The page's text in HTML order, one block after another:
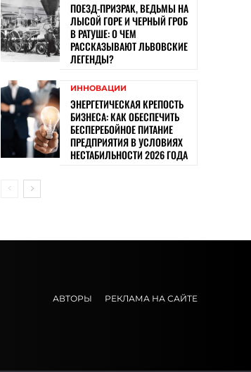
ПОЕЗД-ПРИЗРАК, ВЕДЬМЫ НА
ЛЫСОЙ ГОРЕ И ЧЕРНЫЙ ГРОБ
В РАТУШЕ: О ЧЕМ
РАССКАЗЫВАЮТ ЛЬВОВСКИЕ
ЛЕГЕНДЫ?
ИННОВАЦИИ
ЭНЕРГЕТИЧЕСКАЯ КРЕПОСТЬ
БИЗНЕСА: КАК ОБЕСПЕЧИТЬ
БЕСПЕРЕБОЙНОЕ ПИТАНИЕ
ПРЕДПРИЯТИЯ В УСЛОВИЯХ
НЕСТАБИЛЬНОСТИ 2026 ГОДА
АВТОРЫ РЕКЛАМА НА САЙТЕ